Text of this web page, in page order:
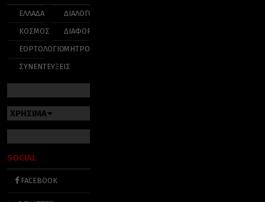
ΕΛΛΑΔΑ
ΚΟΣΜΟΣ
ΕΟΡΤΟΛΟΓΙΟ
ΣΥΝΕΝΤΕΥΞΕΙΣ
ΔΙΑΛΟΓΟΣ
ΔΙΑΦΟΡΑ
ΜΗΤΡΟΠΟΛΕΙΣ
ΧΡΗΣΙΜΑ
SOCIAL
FACEBOOK